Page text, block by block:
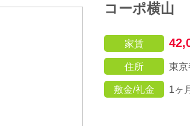
コーポ横山
家賃
住所 東
敷金/礼金 1ヶ